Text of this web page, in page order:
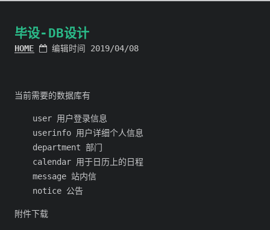
毕设-DB设计
HOME 编辑时间 2019/04/08
当前需要的数据库有
user 用户登录信息
userinfo 用户详细个人信息
department 部门
calendar 用于日历上的日程
message 站内信
notice 公告
附件下载